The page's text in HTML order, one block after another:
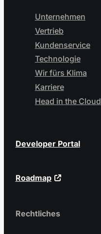
Unternehmen
Vertrieb
Kundenservice
Technologie
Wir fürs Klima
Karriere
Head in the Cloud
Developer Portal
Roadmap
Rechtliches